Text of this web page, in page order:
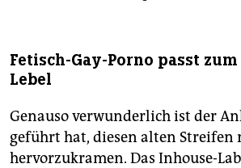
Fetisch-Gay-Porno passt
Lebel
Genauso verwunderlich ist der
geführt hat, diesen alten Streifen
hervorzukramen. Das Inhouse-